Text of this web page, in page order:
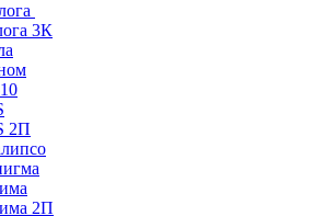
3К
2П
2П